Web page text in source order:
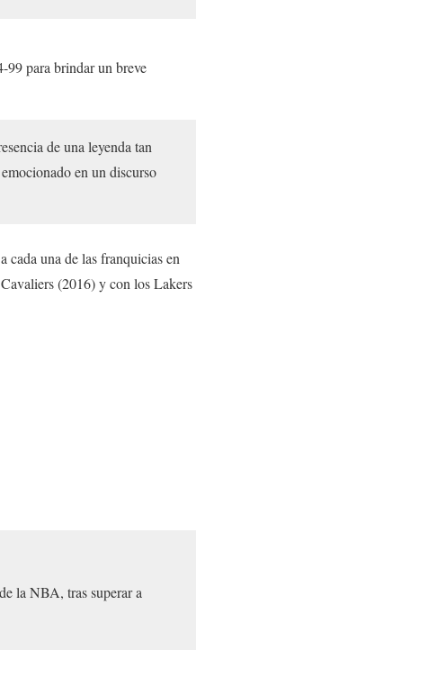
99 para brindar un breve
de una leyenda tan
en un discurso
cada una de las franquicias en
(2016) y con los Lakers
la NBA, tras superar a